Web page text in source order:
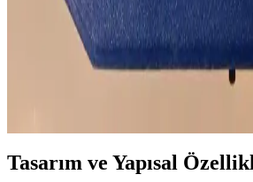
Taşınabilir Nintendo 64 Konsolu
Özellikleri Üzerine Detaylı İnceleme
Taşınabilir N64 projesi, özel 3D baskı
Tasarım ve Yapısal